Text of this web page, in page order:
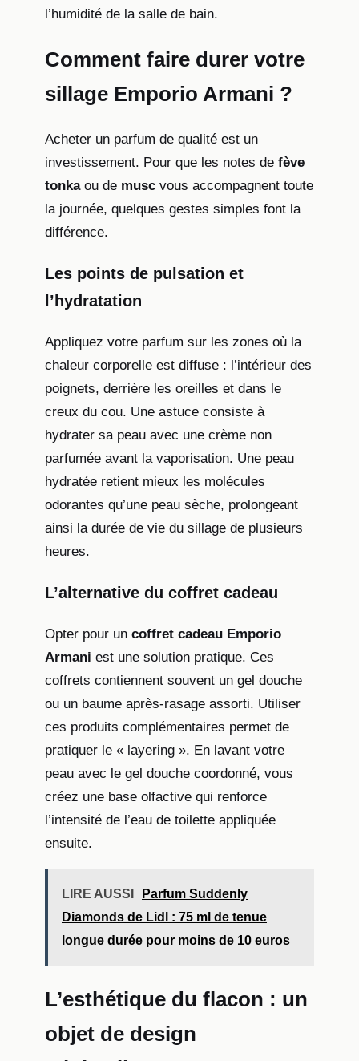
l’humidité de la salle de bain.
Comment faire durer votre
sillage Emporio Armani ?
Acheter un parfum de qualité est un
investissement. Pour que les notes de fève
tonkaou de musc vous accompagnent toute
la journée, quelques gestes simples font la
différence.
Les points de pulsation et
l’hydratation
Appliquez votre parfum sur les zones où la
chaleur corporelle est diffuse : l’intérieur des
poignets, derrière les oreilles et dans le
creux du cou. Une astuce consiste à
hydrater sa peau avec une crème non
parfumée avant la vaporisation. Une peau
hydratée retient mieux les molécules
odorantes qu’une peau sèche, prolongeant
ainsi la durée de vie du sillage de plusieurs
heures.
L’alternative du coffret cadeau
Opter pour un coffret cadeau Emporio
Armani est une solution pratique. Ces
coffrets contiennent souvent un gel douche
ou un baume après-rasage assorti. Utiliser
ces produits complémentaires permet de
pratiquer le « layering ». En lavant votre
peau avec le gel douche coordonné, vous
créez une base olfactive qui renforce
l’intensité de l’eau de toilette appliquée
ensuite.
LIRE AUSSI
Parfum Suddenly
Diamonds de Lidl : 75 ml de tenue
longue durée pour moins de 10 euros
L’esthétique du flacon : un
objet de design